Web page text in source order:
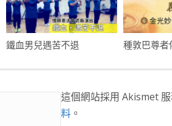
鐵血男兒遇苦不退
這個網站採用 Akismet
料 。